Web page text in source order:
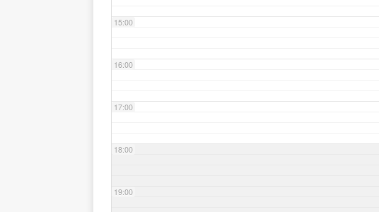
15:00
16:00
17:00
18:00
19:00